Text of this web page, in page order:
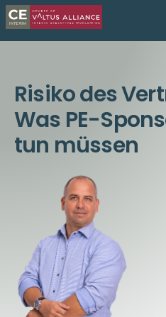
Risiko des
Was PE-
tun müssen